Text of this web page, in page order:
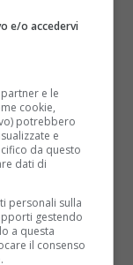
al giorno
hanno
i regimi la
era la
perdita di
pasti al giorno
e/o accedervi
e le
cookie,
potrebbero
e
da questo
dati di
personali sulla
gestendo
a questa
il consenso